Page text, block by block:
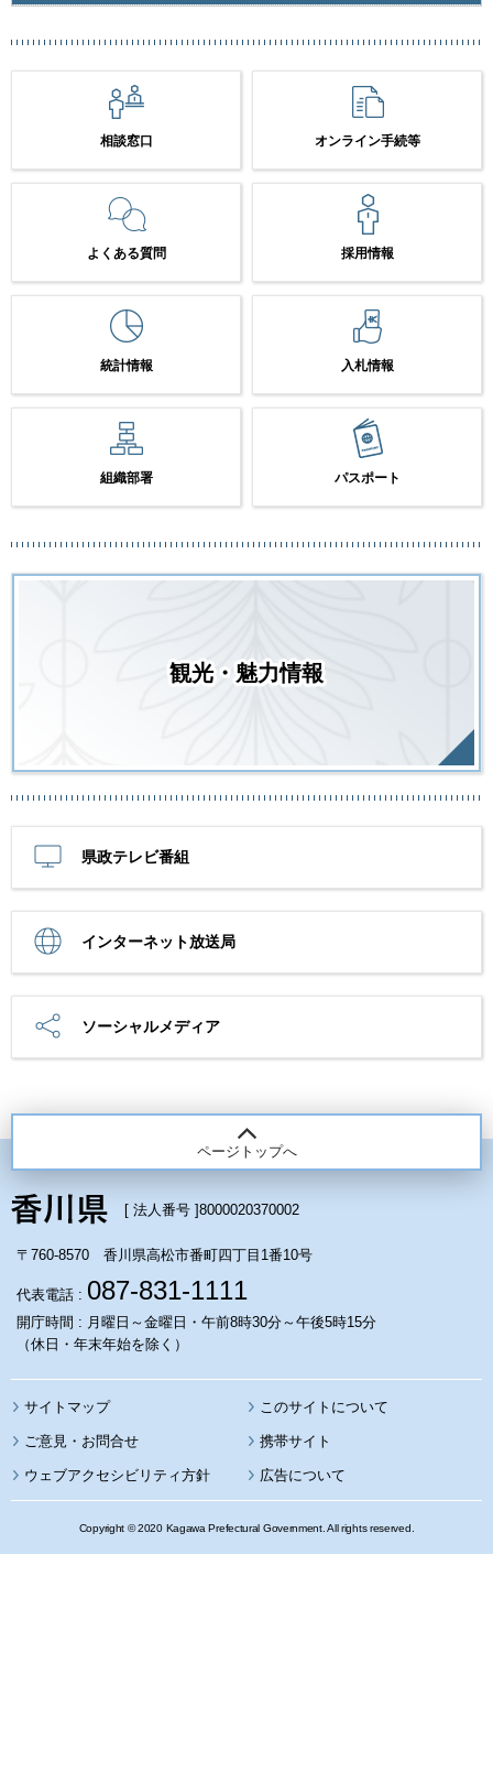
相談窓口 オンライン手続等
よくある質問 採用情報
統計情報 入札情報
組織部署 パスポート
観光・魅力情報
県政テレビ番組
インターネット放送局
ソーシャルメディア
ページトップへ
[ 法人番号 ]8000020370002
〒760-8570 香川県高松市番町四丁目1番10号
代表電話 : 087-831-1111
開庁時間 : 月曜日～金曜日・午前8時30分～午後5時15分
（休日・年末年始を除く）
サイトマップ このサイトについて
携帯サイト
ウェブアクセシビリティ方針 広告について
Copyright © 2020 Kagawa Prefectural Government. All rights reserved.